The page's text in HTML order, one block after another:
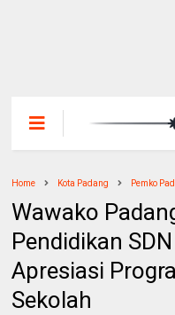
Home Kota Padang Pemko
Wawako
Pendidikan
Apresiasi
Sekolah